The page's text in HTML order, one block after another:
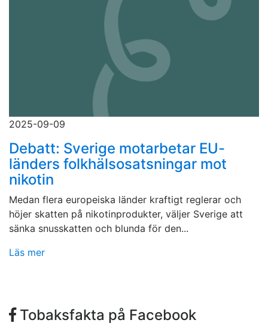
2025-09-09
Debatt: Sverige motarbetar EU-
länders folkhälsosatsningar mot
nikotin
Medan flera europeiska länder kraftigt reglerar och
höjer skatten på nikotinprodukter, väljer Sverige att
sänka snusskatten och blunda för den...
Läs mer
Tobaksfakta på Facebook